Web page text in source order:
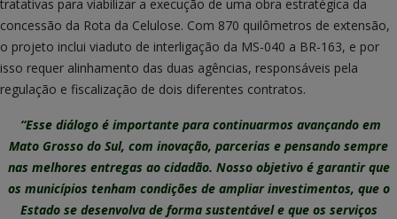
tratativas para viabilizar a execução de uma obra estratégica da
concessão da Rota da Celulose. Com 870 quilômetros de extensão,
o projeto inclui viaduto de interligação da MS-040 a BR-163, e por
isso requer alinhamento das duas agências, responsáveis pela
regulação e fiscalização de dois diferentes contratos.
“Esse diálogo é importante para continuarmos avançando em
Mato Grosso do Sul, com inovação, parcerias e pensando sempre
nas melhores entregas ao cidadão. Nosso objetivo é garantir que
os municípios tenham condições de ampliar investimentos, que o
Estado se desenvolva de forma sustentável e que os serviços